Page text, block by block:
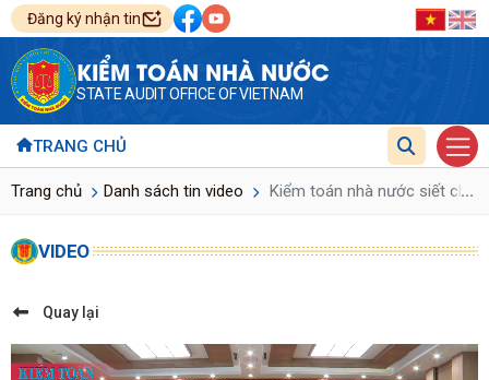
Đăng ký nhận tin
KIỂM TOÁN NHÀ NƯỚC
STATE AUDIT OFFICE OF VIETNAM
TRANG CHỦ
Trang chủ Danh sách tin video Kiểm toán nhà nước siết chặt
...
VIDEO
Quay lại